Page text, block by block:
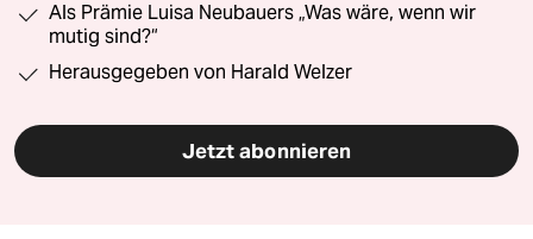
Als Prämie Luisa Neubauers „Was wäre, wenn wir
mutig sind?“
Herausgegeben von Harald Welzer
Jetzt abonnieren